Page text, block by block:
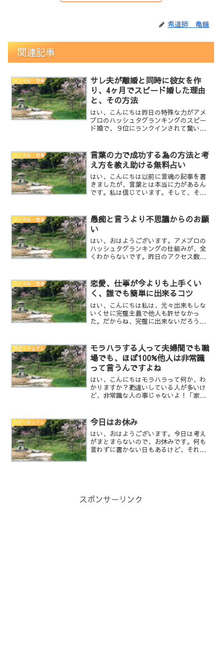
希道師 亀鏡
関連記事
メンタル・思考
サレ夫が離婚と同時に彼女を作
り、4ヶ月でスピード婚した理由
と、その方法
はい、こんにちは昨日の特殊な力がアメ
ブロのハッシュタグランキングのスピー
ド婚で、９位にランクインされて驚いて
かと思います。まず、妻と出会うまで
は、見た目重視で飽きたら次...
メンタル・思考
言葉の力で成功する為の方法と考
え方を教え助ける無料占い
はい、こんにちは以前に言魂の記事を書
きましたが、言葉とは本当に力があるん
です。私は信じています。そして、その
自分へ向けて発言して下さい。間違って
欲しくないのは、『頑張れ...
メンタル・思考
愚痴と言うより不思議からのお願
い
はい、おはようございます。アメブロの
ハッシュタグランキングの仕組みが、全
くわからないです。昨日のアクセス数
れば納得出来ると思うけど・・・分から
ない・・・ジャンルラン...
メンタル・思考
恋愛、仕事が今よりも上手くい
く、誰でも簡単に出来るコツ
はい、こんにちは私は、元々出来もしな
いくせに完璧主義で他人も許せなかっ
た。だからね、完璧に出来ないだろうと
から、心も身体も何もかも疲れてしまっ
た。今もまだ、少しその基質...
スピリチュアル
モラハラする人って夫婦間でも職
場でも、ほぼ100%他人は非常識
って言うんですよね
はい、こんにちはモラハラって何か、わ
かりますか？勘違いしている人が多いけ
ど、非常識な人の事じゃないよ！「家の
ってモラハラ被害だよね」違いますよ(笑)
道徳的な観点での精神...
スピリチュアル 今日はお休み
はい、おはようございます。今日は考え
がまとまらないので、お休みです。何も
言わずに書かない日もあるけど、それは
スポンサーリンク